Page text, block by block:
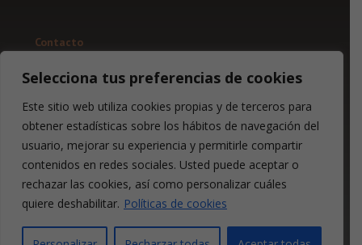
Selecciona tus preferencias de cookies
Este sitio web utiliza cookies propias y de terceros para
obtener estadísticas sobre los hábitos de navegación del
usuario, mejorar su experiencia y permitirle compartir
contenidos en redes sociales. Usted puede aceptar o
rechazar las cookies, así como personalizar cuáles
quiere deshabilitar. Políticas de cookies
Contacto
+34 620 866 374
Síguenos en: